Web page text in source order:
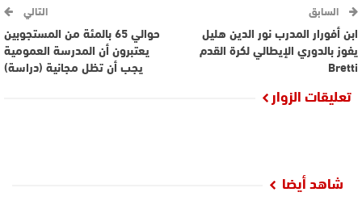
السابق
ابن أفورار المدرب نور الدين هليل
يفوز بالدوري الإيطالي لكرة القدم
Bretti
التالي
حوالي 65 بالمئة من المستجوبين
يعتبرون أن المدرسة العمومية
يجب أن تظل مجانية (دراسة)
تعليقات الزوار
شاهد أيضا